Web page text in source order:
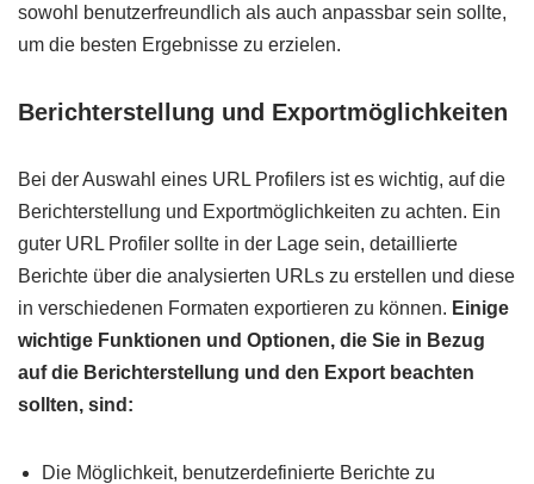
sowohl benutzerfreundlich als auch anpassbar sein sollte,
um die besten Ergebnisse zu erzielen.
Berichterstellung und Exportmöglichkeiten
Bei der Auswahl eines URL Profilers ist es wichtig, auf die
Berichterstellung und Exportmöglichkeiten zu achten. Ein
guter URL Profiler sollte in der Lage sein, detaillierte
Berichte über die analysierten URLs zu erstellen und diese
in verschiedenen Formaten exportieren zu können. Einige
wichtige Funktionen und Optionen, die Sie in Bezug
auf die Berichterstellung und den Export beachten
sollten, sind:
Die Möglichkeit, benutzerdefinierte Berichte zu